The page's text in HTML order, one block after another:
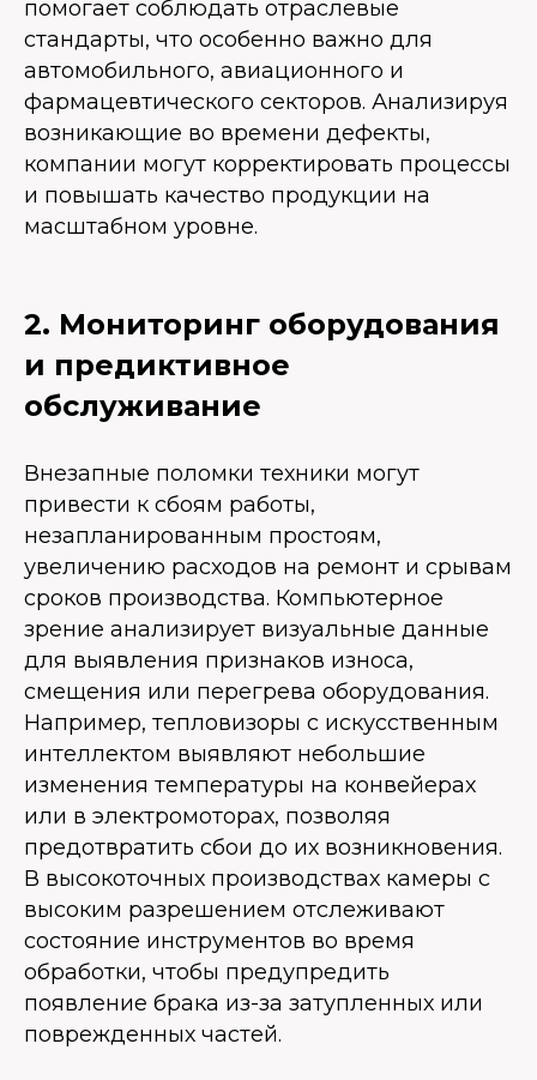
помогает соблюдать отраслевые
стандарты, что особенно важно для
автомобильного, авиационного и
фармацевтического секторов. Анализируя
возникающие во времени дефекты,
компании могут корректировать процессы
и повышать качество продукции на
масштабном уровне.
2. Мониторинг оборудования
и предиктивное
обслуживание
Внезапные поломки техники могут
привести к сбоям работы,
незапланированным простоям,
увеличению расходов на ремонт и срывам
сроков производства. Компьютерное
зрение анализирует визуальные данные
для выявления признаков износа,
смещения или перегрева оборудования.
Например, тепловизоры с искусственным
интеллектом выявляют небольшие
изменения температуры на конвейерах
или в электромоторах, позволяя
предотвратить сбои до их возникновения.
В высокоточных производствах камеры с
высоким разрешением отслеживают
состояние инструментов во время
обработки, чтобы предупредить
появление брака из-за затупленных или
поврежденных частей.